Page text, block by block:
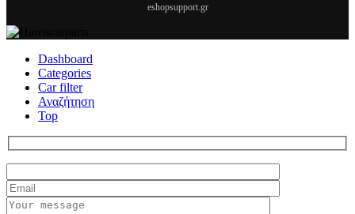
eshopsupport.gr
Dashboard
Categories
Car filter
Αναζήτηση
Top